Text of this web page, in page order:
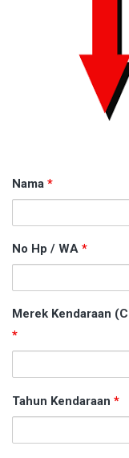
Nama *
No Hp / WA *
Merek Kendaraan
*
Tahun Kendaraan *